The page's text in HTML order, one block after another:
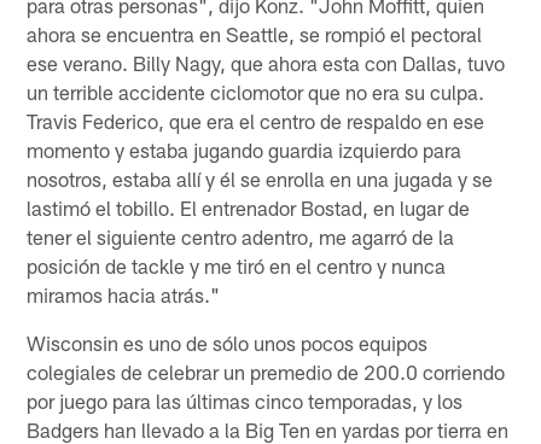
ahora se encuentra en Seattle, se rompió el pectoral
ese verano. Billy Nagy, que ahora esta con Dallas, tuvo
un terrible accidente ciclomotor que no era su culpa.
Travis Federico, que era el centro de respaldo en ese
momento y estaba jugando guardia izquierdo para
nosotros, estaba allí y él se enrolla en una jugada y se
lastimó el tobillo. El entrenador Bostad, en lugar de
tener el siguiente centro adentro, me agarró de la
posición de tackle y me tiró en el centro y nunca
miramos hacia atrás."
Wisconsin es uno de sólo unos pocos equipos
colegiales de celebrar un premedio de 200.0 corriendo
por juego para las últimas cinco temporadas, y los
Badgers han llevado a la Big Ten en yardas por tierra en